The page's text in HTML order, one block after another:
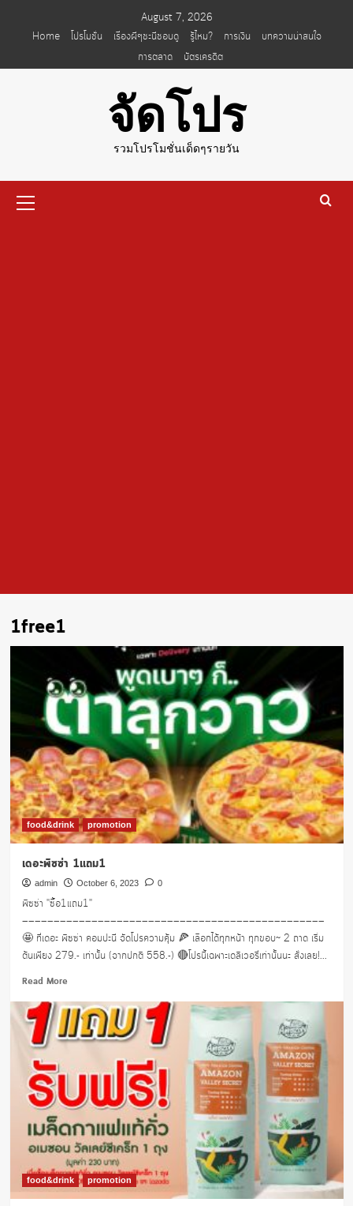
August 7, 2026
Home
โปรโมชั่น เรื่องผีๆชะนีชอบดู รู้ไหม? การเงิน
บทความน่าสนใจ
การตลาด
บัตรเครดิต
จัดโปร
รวมโปรโมชั่นเด็ดๆรายวัน
Menu
1free1
food&drink promotion
เดอะพิซซ่า 1แถม1
admin October 6, 2023 0
พิซซ่า "ซื้อ1แถม1"
————————————————————————————————————————————————
🤩 ที่เดอะ พิซซ่า คอมปะนี จัดโปรความคุ้ม 🍕 เลือกได้ทุกหน้า ทุกขอบ~ 2 ถาด เริ่ม
ต้นเพียง 279.- เท่านั้น (จากปกติ 558.-) 🔴โปรนี้เฉพาะเดลิเวอรี่เท่านั้นนะ สั่งเลย!...
Read MoreRead
about
เดอะ
พิซซ่า
food&drink promotion